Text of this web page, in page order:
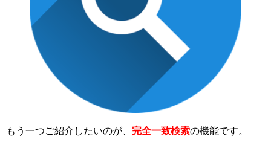
もう一つご紹介したいのが、 完全一致検索の機能です。